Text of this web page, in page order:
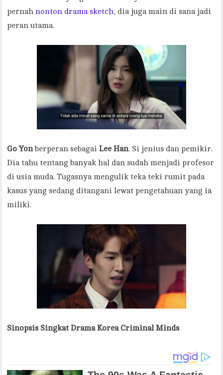
pernahnonton drama sketch, dia juga main di sana jadi
peran utama.
Go Yonberperan sebagaiLee Han. Si jenius dan pemikir.
Dia tahu tentang banyak hal dan sudah menjadi profesor
di usia muda. Tugasnya mengulik teka teki rumit pada
kasus yang sedang ditangani lewat pengetahuan yang ia
miliki.
Sinopsis Singkat Drama Korea Criminal Minds